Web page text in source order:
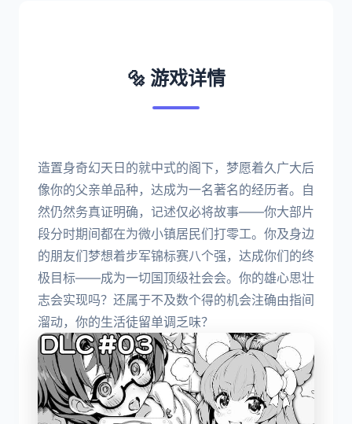
🔩 游戏详情
造置身奇幻天日的就中式的阁下，梦愿着久广大后
像你的父亲单品种，达成为一名著名的经历者。自
然仍然务真证明确，记述仅必将故事——你大部片
段分时期间都在为微小镇居民们打零工。你及身边
的朋友们梦想着步军锦标赛八个强，达成你们的终
极目标——成为一切国顶级社会会。你的雄心思壮
志会实现吗？还属于不及数个得的机会注确由指间
溜动，你的生活徒留单调乏味？